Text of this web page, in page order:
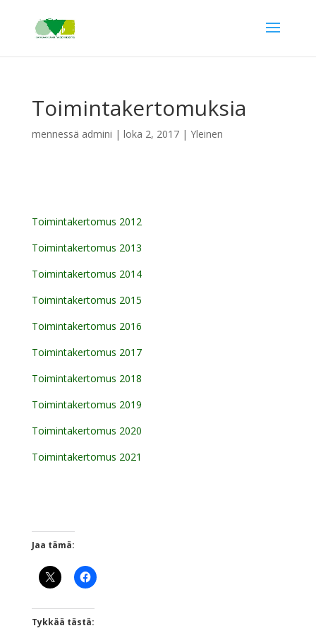
Toimintakertomuksia
mennessä admini | loka 2, 2017| Yleinen
Toimintakertomus 2012
Toimintakertomus 2013
Toimintakertomus 2014
Toimintakertomus 2015
Toimintakertomus 2016
Toimintakertomus 2017
Toimintakertomus 2018
Toimintakertomus 2019
Toimintakertomus 2020
Toimintakertomus 2021
Jaa tämä:
Tykkää tästä: